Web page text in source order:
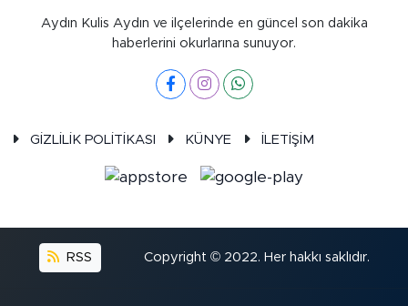
Aydın Kulis Aydın ve ilçelerinde en güncel son dakika
haberlerini okurlarına sunuyor.
GİZLİLİK POLİTİKASI KÜNYE İLETİŞİM
RSS Copyright © 2022. Her hakkı saklıdır.